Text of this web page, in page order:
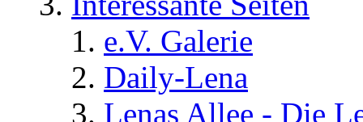
e.V. Galerie
Daily-Lena
Lenas Allee - Die